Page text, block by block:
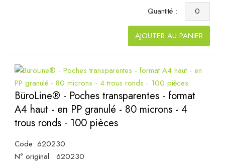
Quantité :
AJOUTER AU PANIER
BüroLine® - Poches transparentes - format
A4 haut - en PP granulé - 80 microns - 4
trous ronds - 100 pièces
Code: 620230
N° original : 620230